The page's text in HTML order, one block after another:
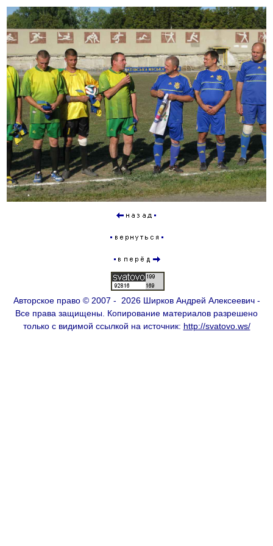
Авторское право © 2007 - 2026 Ширков Андрей Алексеевич -
Все права защищены. Копирование материалов разрешено
только с видимой ссылкой на источник: http://svatovo.ws/